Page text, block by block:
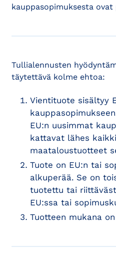
kauppasopimuksesta ovat
Tullialennusten
täytettävä kolme ehtoa:
Vientituote sisältyy
EU:n uusimmat
kattavat lähes
maataloustuotteet
Tuote on EU:n tai
alkuperää. Se on
tuotettu tai
EU:ssa tai
Tuotteen mukana